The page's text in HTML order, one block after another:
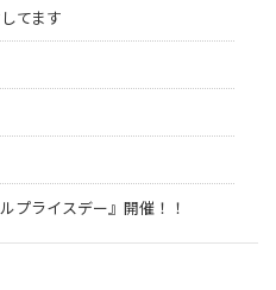
てます
プライスデー』開催！！